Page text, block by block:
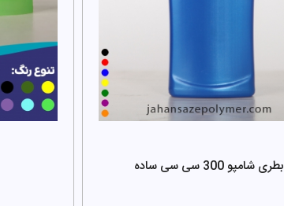
بطری شامپو 300 سی سی ساده